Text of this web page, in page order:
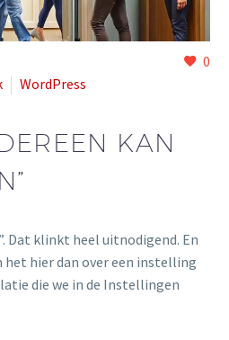
0
WordPress
KAN
Dat klinkt heel uitnodigend. En
het hier dan over een instelling
die we in de Instellingen